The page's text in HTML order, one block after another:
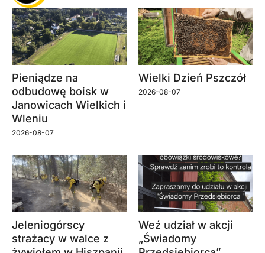
Pieniądze na
odbudowę boisk w
Janowicach Wielkich i
Wleniu
2026-08-07
Wielki Dzień Pszczół
2026-08-07
Jeleniogórscy
strażacy w walce z
Weź udział w akcji
„Świadomy